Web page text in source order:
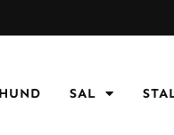
HUND SAL